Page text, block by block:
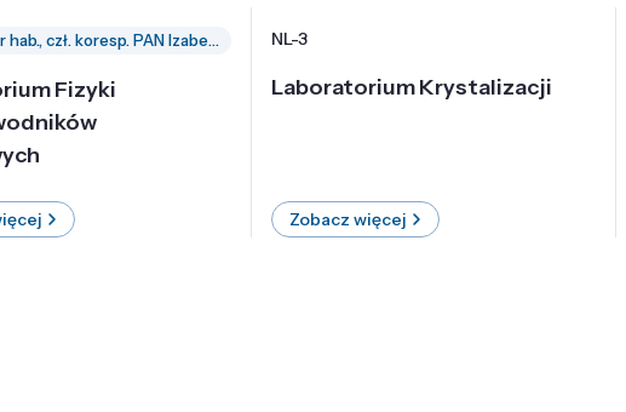
prof. dr hab., czł. koresp. PAN Izabella Grzegory
Fizyki
NL-3
Laboratorium Krystalizacji
Zobacz więcej